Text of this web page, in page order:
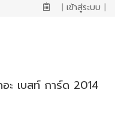
| เข้าสู่ระบบ |
ะ เบสท์ การ์ด 2014